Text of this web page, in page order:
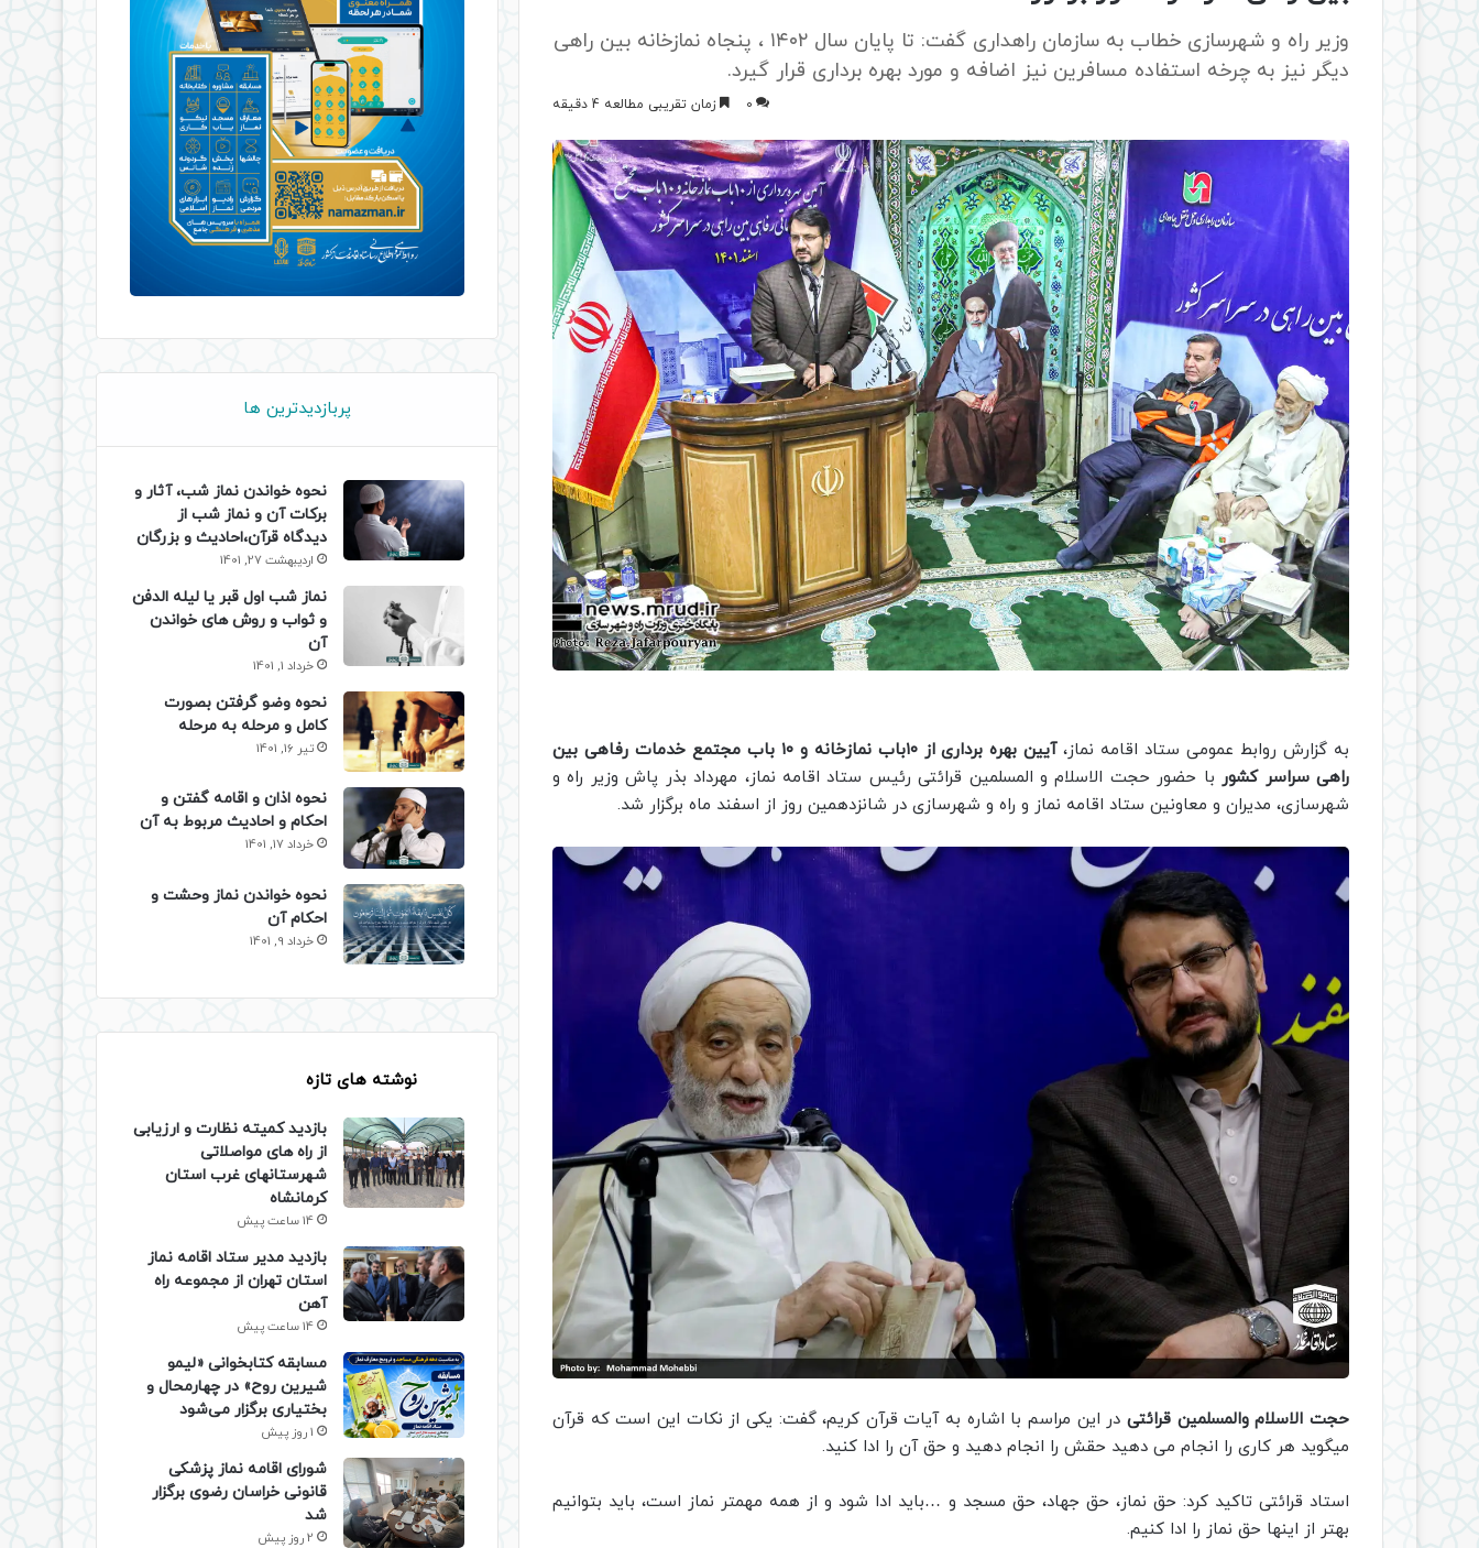
وزیر راه و شهرسازی خطاب به سازمان راهداری گفت: تا پایان سال ۱۴۰۲ ، پنجاه نمازخانه بین راهی
دیگر نیز به چرخه استفاده مسافرین نیز اضافه و مورد بهره برداری قرار گیرد.
0 زمان تقریبی مطالعه 4 دقیقه
به گزارش روابط عمومی ستاد اقامه نماز،
آیین بهره برداری از ۱۰باب نمازخانه و ۱۰ باب مجتمع خدمات رفاهی بین
راهی سراسر کشوربا حضور حجت الاسلام و المسلمین قرائتی رئیس ستاد اقامه نماز، مهرداد بذر پاش وزیر راه و
شهرسازی، مدیران و معاونین ستاد اقامه نماز و راه و شهرسازی در شانزدهمین روز از اسفند ماه برگزار شد.
حجت الاسلام والمسلمین قرائتیدر این مراسم با اشاره به آیات قرآن کریم، گفت: یکی از نکات این است که قرآن
میگوید هر کاری را انجام می دهید حقش را انجام دهید و حق آن را ادا کنید.
استاد قرائتی تاکید کرد: حق نماز، حق جهاد، حق مسجد و …باید ادا شود و از همه مهمتر نماز است، باید بتوانیم
بهتر از اینها حق نماز را ادا کنیم.
پربازدیدترین ها
نحوه خواندن نماز شب، آثار و
برکات آن و نماز شب از
دیدگاه قرآن،احادیث و بزرگان
اردیبهشت 27, 1401
نماز شب اول قبر یا لیله الدفن
و ثواب و روش های خواندن
آن
خرداد 1, 1401
نحوه وضو گرفتن بصورت
کامل و مرحله به مرحله
تیر 16, 1401
نحوه اذان و اقامه گفتن و
احکام و احادیث مربوط به آن
خرداد 17, 1401
نحوه خواندن نماز وحشت و
احکام آن
خرداد 9, 1401
نوشته های تازه
بازدید کمیته نظارت و ارزیابی
از راه های مواصلاتی
شهرستانهای غرب استان
کرمانشاه
14 ساعت پیش
بازدید مدیر ستاد اقامه نماز
استان تهران از مجموعه راه
آهن
14 ساعت پیش
مسابقه کتابخوانی «لیمو
شیرین روح» در چهارمحال و
بختیاری برگزار می‌شود
1 روز پیش
شورای اقامه نماز پزشکی
قانونی خراسان رضوی برگزار
شد
2 روز پیش